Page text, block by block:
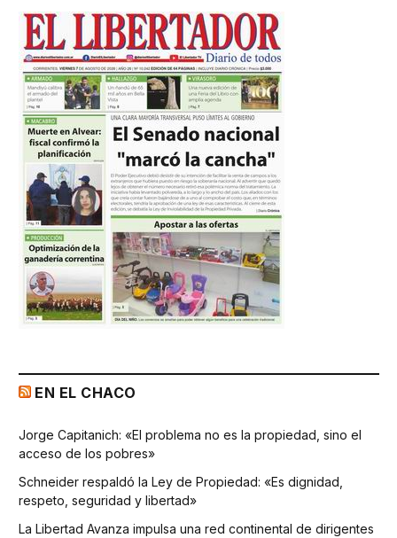
EN EL CHACO
Jorge Capitanich: «El problema no es la propiedad, sino el
acceso de los pobres»
Schneider respaldó la Ley de Propiedad: «Es dignidad,
respeto, seguridad y libertad»
La Libertad Avanza impulsa una red continental de dirigentes